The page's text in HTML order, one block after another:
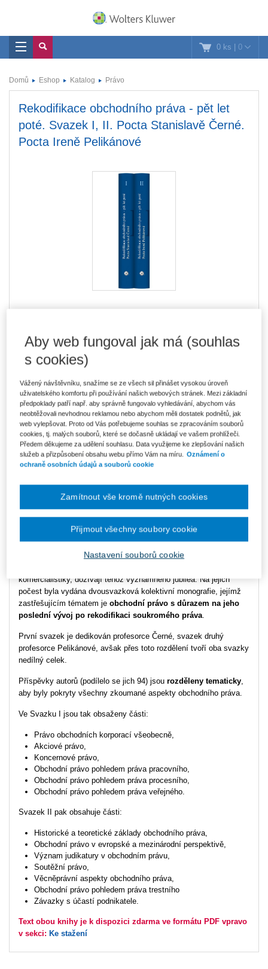
0 ks | 0
Domů Eshop Katalog Právo
Rekodifikace obchodního práva - pět let
poté. Svazek I, II. Pocta Stanislavě Černé.
Pocta Ireně Pelikánové
EBOOK_KE_STAZENI_Rekodifikace_I
EBOOK_KE_STAZENI_Rekodifikace_II
Vydavatel Wolters Kluwer
Autor Kateřina Eichlerová
Datum vydání 6/2019
Počet stran 1100
Smarteca
ISBN 978-80-7598-427-2
V roce 2019 se prof. JUDr. Stanislava Černá, CSc., a prof. JUDr.
komercialistiky, dožívají téhož významného jubilea. Na jejich
počest byla vydána dvousvazková kolektivní monografie, jejímž
zastřešujícím tématem je obchodní právo s důrazem na jeho
poslední vývoj po rekodifikaci soukromého práva
První svazek je dedikován profesorce Černé, svazek druhý
profesorce Pelikánové, avšak přes toto rozdělení tvoří oba svazky
nedílný celek.
Příspěvky autorů (podílelo se jich 94) jsou rozděleny tematicky
aby byly pokryty všechny zkoumané aspekty obchodního práva.
Ve Svazku I jsou tak obsaženy části:
Právo obchodních korporací všeobecně,
Akciové právo,
Koncernové právo,
Obchodní právo pohledem práva pracovního,
Obchodní právo pohledem práva procesního,
Obchodní právo pohledem práva veřejného.
Svazek II pak obsahuje části:
Historické a teoretické základy obchodního práva,
Obchodní právo v evropské a mezinárodní perspektivě,
Význam judikatury v obchodním právu,
Soutěžní právo,
Věcněprávní aspekty obchodního práva,
Obchodní právo pohledem práva trestního
Závazky s účastí podnikatele.
Text obou knihy je k dispozici zdarma ve formátu PDF vpravo
v sekci: Ke stažení
Aby web fungoval jak má (souhlas
s cookies)
Vážený návštěvníku, snažíme se ze všech sil přinášet vysokou úroveň
uživatelského komfortu při používání našich webových stránek. Mezi základní
předpoklady patří např. aby správně fungovalo vyhledávání, abychom vás
neobtěžovali nevhodnou reklamou nebo abychom měli dostatek podnětů, jak
web vylepšovat. Proto od Vás potřebujeme souhlas se zpracováním souborů
cookies, tj. malých souborů, které se dočasně ukládají ve vašem prohlížeči.
Předem děkujeme za udělení souhlasu. Data využijeme ke zlepšování našich
služeb a přizpůsobení obsahu webu přímo Vám na míru.
Oznámení o
ochraně osobních údajů a souborů cookie
Nastavení souborů cookie
Zamítnout vše kromě nutných cookies
Přijmout všechny soubory cookie